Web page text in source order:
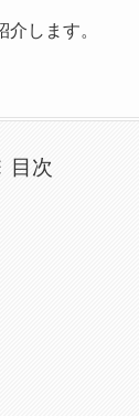
します。
目次